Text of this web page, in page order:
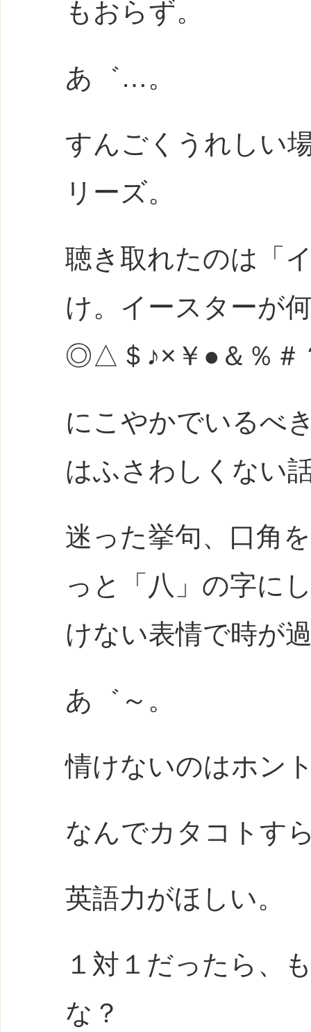
もおらず。
あ゛…。
すんごくうれしい
リーズ。
聴き取れたのは「
け。イースターが
◎△＄♪×￥●＆％＃
にこやかでいるべ
はふさわしくない
迷った挙句、口角
っと「八」の字に
けない表情で時が
あ゛～。
情けないのはホン
なんでカタコトす
英語力がほしい。
１対１だったら、
な？